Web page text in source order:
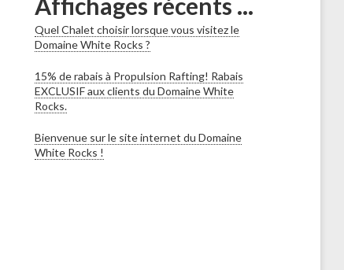
Affichages récents ...
Quel Chalet choisir lorsque vous visitez le
Domaine White Rocks ?
15% de rabais à Propulsion Rafting! Rabais
EXCLUSIF aux clients du Domaine White
Rocks.
Bienvenue sur le site internet du Domaine
White Rocks !